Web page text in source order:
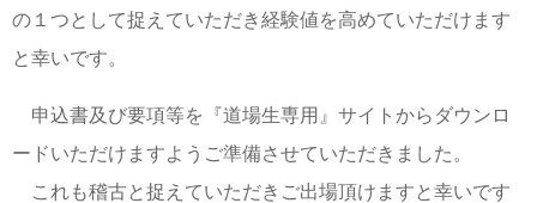
の１つとして捉えていただき経験値を高めていただけます
と幸いです。
申込書及び要項等を『道場生専用』サイトからダウンロ
ードいただけますようご準備させていただきました。
これも稽古と捉えていただきご出場頂けますと幸いです